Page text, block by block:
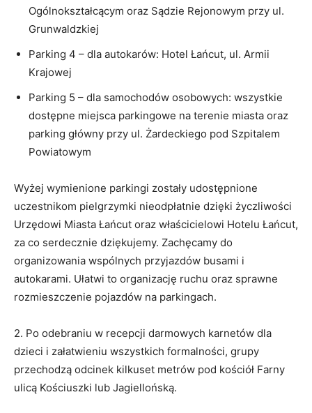
Ogólnokształcącym oraz Sądzie Rejonowym przy ul.
Grunwaldzkiej
Parking 4 – dla autokarów: Hotel Łańcut, ul. Armii
Krajowej
Parking 5 – dla samochodów osobowych: wszystkie
dostępne miejsca parkingowe na terenie miasta oraz
parking główny przy ul. Żardeckiego pod Szpitalem
Powiatowym
Wyżej wymienione parkingi zostały udostępnione
uczestnikom pielgrzymki nieodpłatnie dzięki życzliwości
Urzędowi Miasta Łańcut oraz właścicielowi Hotelu Łańcut,
za co serdecznie dziękujemy. Zachęcamy do
organizowania wspólnych przyjazdów busami i
autokarami. Ułatwi to organizację ruchu oraz sprawne
rozmieszczenie pojazdów na parkingach.
2. Po odebraniu w recepcji darmowych karnetów dla
dzieci i załatwieniu wszystkich formalności, grupy
przechodzą odcinek kilkuset metrów pod kościół Farny
ulicą Kościuszki lub Jagiellońską.